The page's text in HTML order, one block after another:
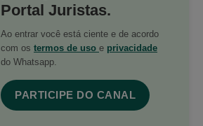
Portal Juristas.
Ao entrar você está ciente e de acordo
com os termos de uso e privacidade
do Whatsapp.
PARTICIPE DO CANAL